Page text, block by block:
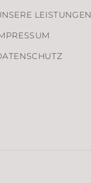
LEISTUNGEN